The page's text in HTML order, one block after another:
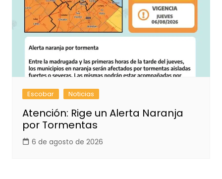
Escobar Noticias
Atención: Rige un Alerta Naranja
por Tormentas
6 de agosto de 2026